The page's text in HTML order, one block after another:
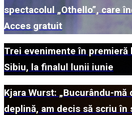
spectacolul „Othello”, care
Acces gratuit
Trei evenimente în premieră
Sibiu, la finalul lunii iunie
Kjara Wurst: „Bucurându-
deplină, am decis să scriu